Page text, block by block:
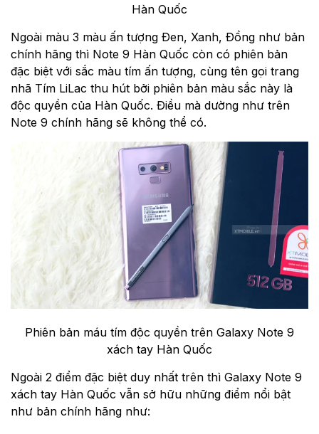
Hàn Quốc
Ngoài màu 3 màu ấn tượng Đen, Xanh, Đồng như bản
chính hãng thì Note 9 Hàn Quốc còn có phiên bản
đặc biệt với sắc màu tím ấn tượng, cùng tên gọi trang
nhã Tím LiLac thu hút bởi phiên bản màu sắc này là
độc quyền của Hàn Quốc. Điều mà dường như trên
Note 9 chính hãng sẽ không thể có.
Phiên bản máu tím độc quyền trên Galaxy Note 9
xách tay Hàn Quốc
Ngoài 2 điểm đặc biệt duy nhất trên thì Galaxy Note 9
xách tay Hàn Quốc vẫn sở hữu những điểm nổi bật
như bản chính hãng như: